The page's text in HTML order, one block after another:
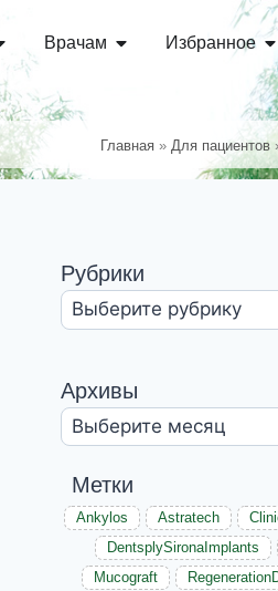
Врачам Избранное
Главная » Для пациентов
Рубрики
Архивы
Метки
Ankylos Astratech
DentsplySironaImplants
Mucograft